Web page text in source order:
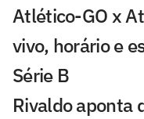
Atlético-GO x
vivo, horário e
Série B
Rivaldo aponta